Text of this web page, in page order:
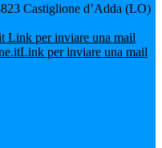
Castiglione d’Adda (LO)
Link per inviare una mail
Link per inviare una mail